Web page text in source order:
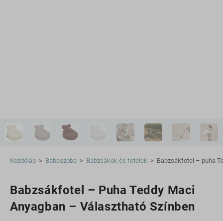
Kezdőlap > Babaszoba > Babzsákok és fotelek > Babzsákfotel – puha
Babzsákfotel – Puha Teddy Maci
Anyagban – Választható Színben